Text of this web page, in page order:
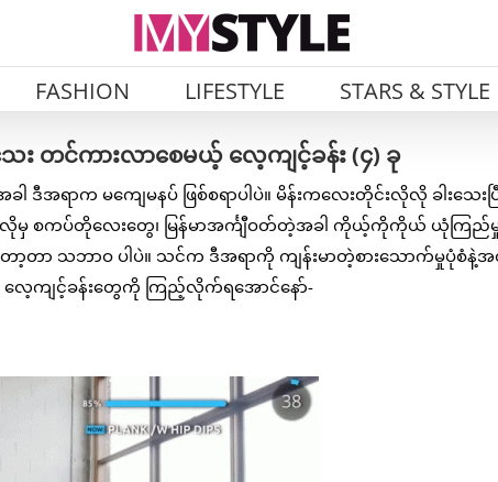
FASHION LIFESTYLE STARS & STYLE
း တင်ကားလာစေမယ့် လေ့ကျင့်ခန်း (၄) ခု
ဒီအရာက မကျေမနပ် ဖြစ်စရာပါပဲ။ မိန်းကလေးတိုင်းလိုလို ခါးသေးပ
မှ စကပ်တိုလေးတွေ၊ မြန်မာအင်္ကျီဝတ်တဲ့အခါ ကိုယ့်ကိုကိုယ် ယုံကြည်မှု
ော့တာ သဘာဝ ပါပဲ။ သင်က ဒီအရာကို ကျန်းမာတဲ့စားသောက်မှုပုံစံနဲ့
လေ့ကျင့်ခန်းတွေကို ကြည့်လိုက်ရအောင်နော်-